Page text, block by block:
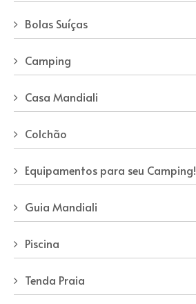
Bolas Suíças
Camping
Casa Mandiali
Colchão
Equipamentos para seu Camping!
Guia Mandiali
Piscina
Tenda Praia